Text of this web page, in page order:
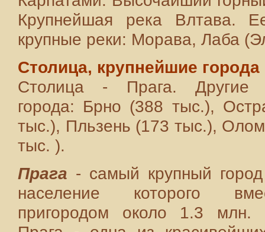
Крупнейшая река Влтава.
крупные реки: Морава, Лаба
Столица, крупнейшие города
Столица - Прага. Другие
города: Брно (388 тыс.),
тыс.), Пльзень (173 тыс.),
тыс. ).
Прага - самый крупный
население которого
пригородом около 1.3 млн.